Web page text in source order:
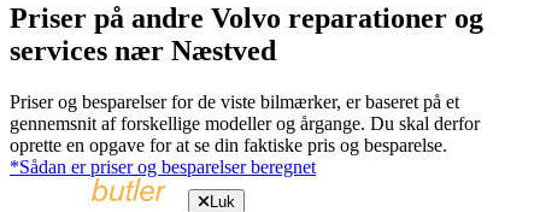
Priser på andre Volvo reparationer og
services nær Næstved
Priser og besparelser for de viste bilmærker, er baseret på et
gennemsnit af forskellige modeller og årgange. Du skal derfor
oprette en opgave for at se din faktiske pris og besparelse.
*Sådan er priser og besparelser beregnet
Luk